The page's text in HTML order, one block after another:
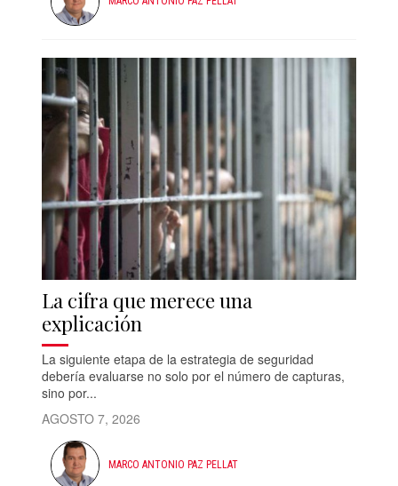
La cifra que merece una
explicación
La siguiente etapa de la estrategia de seguridad
debería evaluarse no solo por el número de capturas,
sino por...
AGOSTO 7, 2026
MARCO ANTONIO PAZ PELLAT